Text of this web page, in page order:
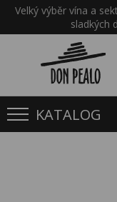
Velký výběr vína a
sladkých
KATALOG